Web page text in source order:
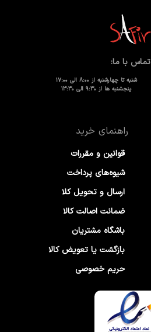
تماس با ما:
شنبه تا چهارشنبه از 8:00 الی 17:00
پنجشنبه ها از 9:30 الی 13:30
راهنمای خرید
قوانین و مقررات
شیوه‌های پرداخت
ارسال و تحویل کلا
ضمانت اصالت کالا
باشگاه مشتریان
بازگشت یا تعویض کالا
حریم خصوصی